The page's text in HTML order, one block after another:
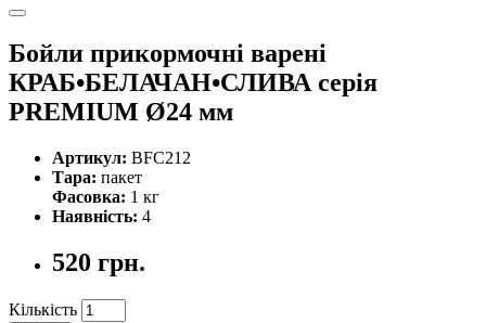
Бойли прикормочнi варенi
КРАБ•БЕЛАЧАН•СЛИВА серiя
PREMIUM Ø24 мм
Артикул: BFC212
Тара: пакет
Фасовка: 1 кг
Наявність: 4
520 грн.
Кількість